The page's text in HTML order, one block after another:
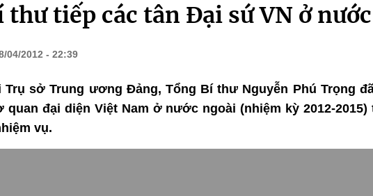
thư tiếp các tân Đại sứ VN ở
04/2012 - 22:39
Trụ sở Trung ương Đảng, Tổng Bí thư Nguyễn Phú Trọng
quan đại diện Việt Nam ở nước ngoài (nhiệm kỳ 2012-
vụ.